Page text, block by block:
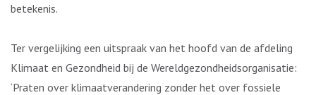
betekenis.
Ter vergelijking een uitspraak van het hoofd van de afdeling
Klimaat en Gezondheid bij de Wereldgezondheidsorganisatie:
‘Praten over klimaatverandering zonder het over fossiele